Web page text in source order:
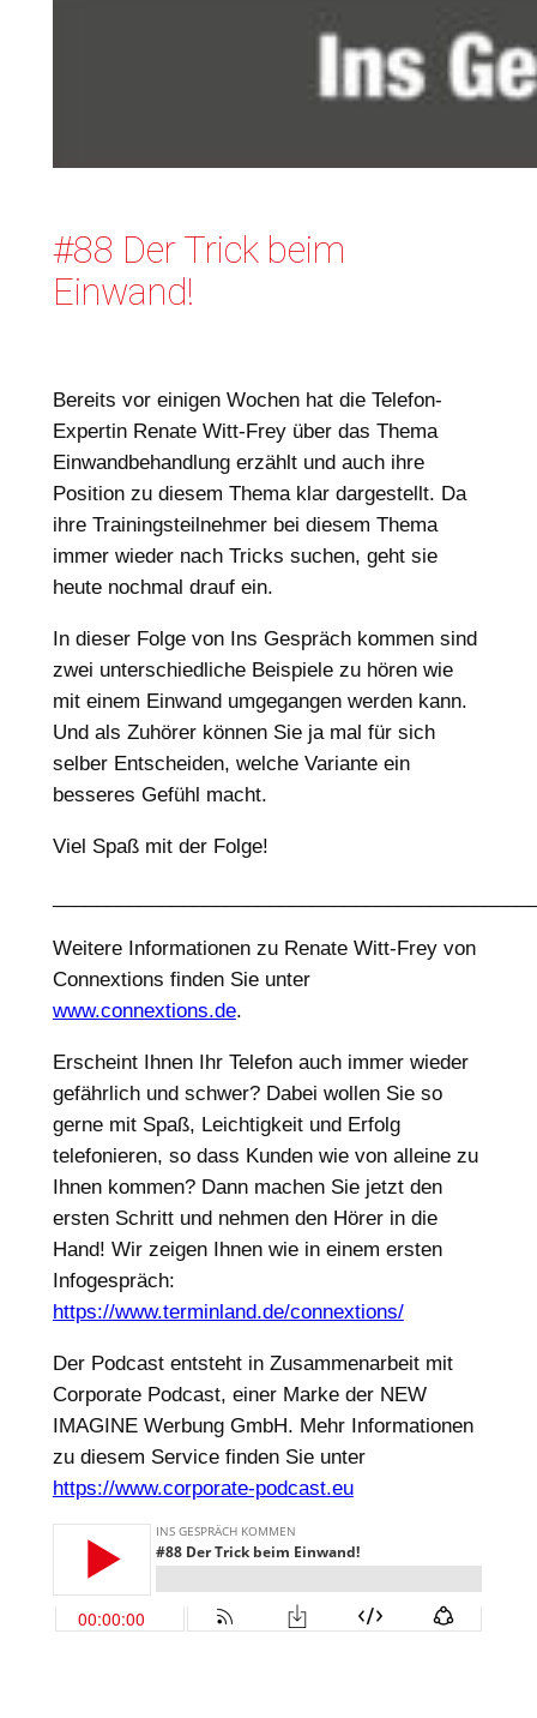
#88 Der Trick beim
Einwand!
Bereits vor einigen Wochen hat die Telefon-
Expertin Renate Witt-Frey über das Thema
Einwandbehandlung erzählt und auch ihre
Position zu diesem Thema klar dargestellt. Da
ihre Trainingsteilnehmer bei diesem Thema
immer wieder nach Tricks suchen, geht sie
heute nochmal drauf ein.
In dieser Folge von Ins Gespräch kommen sind
zwei unterschiedliche Beispiele zu hören wie
mit einem Einwand umgegangen werden kann.
Und als Zuhörer können Sie ja mal für sich
selber Entscheiden, welche Variante ein
besseres Gefühl macht.
Viel Spaß mit der Folge!
Weitere Informationen zu Renate Witt-Frey von
Connextions finden Sie unter
www.connextions.de.
Erscheint Ihnen Ihr Telefon auch immer wieder
gefährlich und schwer? Dabei wollen Sie so
gerne mit Spaß, Leichtigkeit und Erfolg
telefonieren, so dass Kunden wie von alleine zu
Ihnen kommen? Dann machen Sie jetzt den
ersten Schritt und nehmen den Hörer in die
Hand! Wir zeigen Ihnen wie in einem ersten
Infogespräch:
https://www.terminland.de/connextions/
Der Podcast entsteht in Zusammenarbeit mit
Corporate Podcast, einer Marke der NEW
IMAGINE Werbung GmbH. Mehr Informationen
zu diesem Service finden Sie unter
https://www.corporate-podcast.eu